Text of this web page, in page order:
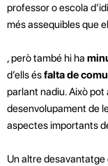
professor o escola
més assequibles que
, però també hi ha
d’ells ésfalta de
parlant nadiu. Això
desenvolupament de
aspectes importants
Un altre desavantatge